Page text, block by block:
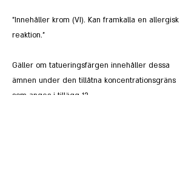
”Innehåller krom (VI). Kan framkalla en allergisk
reaktion.”
Gäller om tatueringsfärgen innehåller dessa
ämnen under den tillåtna koncentrationsgräns
som anges i tillägg 13.